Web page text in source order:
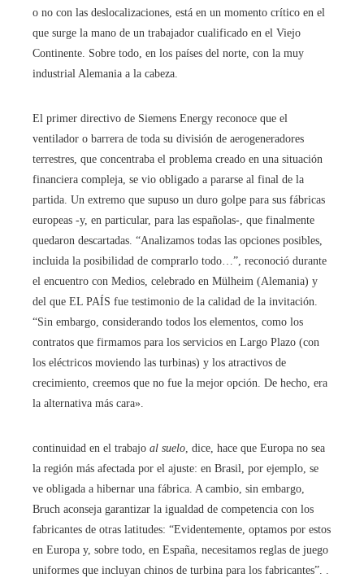
o no con las deslocalizaciones, está en un momento crítico en el
que surge la mano de un trabajador cualificado en el Viejo
Continente. Sobre todo, en los países del norte, con la muy
industrial Alemania a la cabeza.
El primer directivo de Siemens Energy reconoce que el
ventilador o barrera de toda su división de aerogeneradores
terrestres, que concentraba el problema creado en una situación
financiera compleja, se vio obligado a pararse al final de la
partida. Un extremo que supuso un duro golpe para sus fábricas
europeas -y, en particular, para las españolas-, que finalmente
quedaron descartadas. “Analizamos todas las opciones posibles,
incluida la posibilidad de comprarlo todo…”, reconoció durante
el encuentro con Medios, celebrado en Mülheim (Alemania) y
del que EL PAÍS fue testimonio de la calidad de la invitación.
“Sin embargo, considerando todos los elementos, como los
contratos que firmamos para los servicios en Largo Plazo (con
los eléctricos moviendo las turbinas) y los atractivos de
crecimiento, creemos que no fue la mejor opción. De hecho, era
la alternativa más cara».
continuidad en el trabajo al suelo, dice, hace que Europa no sea
la región más afectada por el ajuste: en Brasil, por ejemplo, se
ve obligada a hibernar una fábrica. A cambio, sin embargo,
Bruch aconseja garantizar la igualdad de competencia con los
fabricantes de otras latitudes: “Evidentemente, optamos por estos
en Europa y, sobre todo, en España, necesitamos reglas de juego
uniformes que incluyan chinos de turbina para los fabricantes”. .